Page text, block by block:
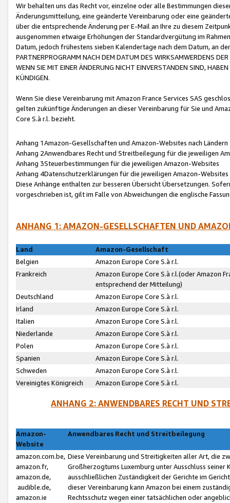
Wir behalten uns das Recht vor, einzelne oder alle Bestimmungen
Änderungsmitteilung, eine geänderte Vereinbarung oder eine
über die entsprechende Änderung per E-Mail an Ihre zu diesem
ausgenommen etwaige Erhöhungen der Standardvergütung im
Datum, jedoch frühestens sieben Kalendertage nach dem Datum, an
PARTNERPROGRAMM NACH DEM DATUM DES WIRKSAMWERDENS
WENN SIE MIT EINER ÄNDERUNG NICHT EINVERSTANDEN SIND,
KÜNDIGEN.
Wenn Sie diese Vereinbarung mit Amazon France Services SAS
gelten zukünftige Änderungen an dieser Vereinbarung für Sie und
Core S.à r.l. bezieht.
Anhang 1Amazon-Gesellschaften und Amazon-Websites nach Ländern
Anhang 2Anwendbares Recht und Streitbeilegung für die jeweiligen
Anhang 3Steuerbestimmungen für die jeweiligen Amazon-Websites
Anhang 4Datenschutzerklärungen für die jeweiligen Amazon-Websites
Diese Anhänge enthalten zur besseren Übersicht Übersetzungen.
vorgeschrieben ist, gilt im Falle von Abweichungen die englische
ANHANG 1: AMAZON-GESELLSCHAFTEN UND
Land
Amazon-Gesellschaft
Belgien
Amazon Europe Core S.à r.l.
Frankreich
Amazon Europe Core S.à r.l.(oder Amazon
entsprechend der Mitteilung)
Deutschland
Amazon Europe Core S.à r.l.
Irland
Amazon Europe Core S.à r.l.
Italien
Amazon Europe Core S.à r.l.
Niederlande
Amazon Europe Core S.à r.l.
Polen
Amazon Europe Core S.à r.l.
Spanien
Amazon Europe Core S.à r.l.
Schweden
Amazon Europe Core S.à r.l.
Vereinigtes Königreich
Amazon Europe Core S.à r.l.
ANHANG 2: ANWENDBARES RECHT UND
Amazon-
Website
Anwendbares Recht und Streitbeilegung
amazon.com.be,
amazon.fr,
amazon.de,
audible.de,
amazon.ie
Diese Vereinbarung und Streitigkeiten aller Art, die
Großherzogtums Luxemburg unter Ausschluss
ausschließlichen Zuständigkeit der Gerichte im
dieser Vereinbarung kann Amazon bei einem
Rechtsschutz wegen einer tatsächlichen oder